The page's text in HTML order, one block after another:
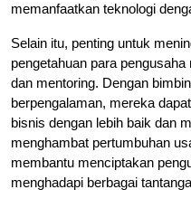
memanfaatkan teknologi
Selain itu, penting untuk
pengetahuan para
dan mentoring. Dengan
berpengalaman, mereka
bisnis dengan lebih baik dan
menghambat pertumbuhan
membantu menciptakan
menghadapi berbagai